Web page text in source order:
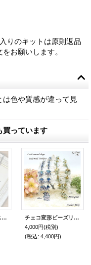
りのキットは原則返品
お願いします。
色や質感が違って見
買っています
青い花のネックレス by 松永美佐子
チェコ変形ビーズリーフモチーフ ネックレス【モスグリーン】【ブルー】by アトリエ美樹
4,000円(税別)
(税込: 4,400円)